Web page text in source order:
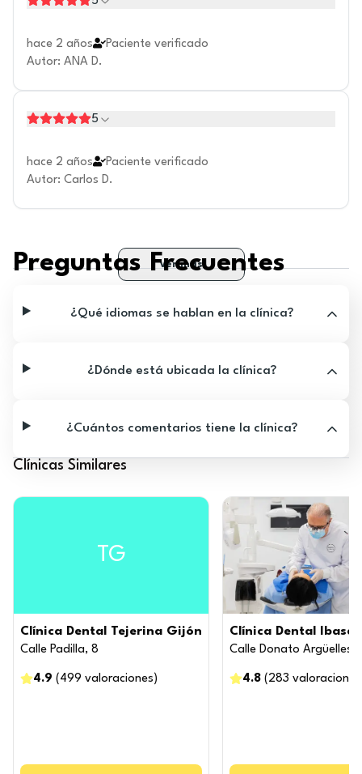
hace 2 años
Paciente verificado
Autor: ANA D.
5
hace 2 años
Paciente verificado
Autor: Carlos D.
Ver más
Preguntas Frecuentes
¿Qué idiomas se hablan en la clínica?
¿Dónde está ubicada la clínica?
¿Cuántos comentarios tiene la clínica?
Clínicas Similares
TG
Clínica Dental Tejerina Gijón
Calle Padilla, 8
4.9 ( 499 valoraciones )
Clínica Dental
Calle Donato Argüelles,
4.8 ( 283 valoraciones